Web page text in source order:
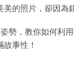
的照片，卻因為
勢，教你如何利
事性！